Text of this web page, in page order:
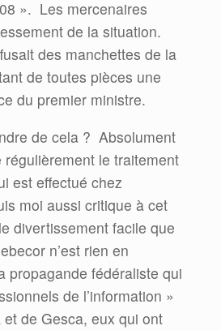
». Les mercenaires
de la situation.
des manchettes de la
de toutes pièces une
du premier ministre.
de cela ? Absolument
régulièrement le traitement
est effectué chez
moi aussi critique à cet
divertissement facile que
n’est rien en
propagande fédéraliste qui
de l’information »
de Gesca, eux qui ont